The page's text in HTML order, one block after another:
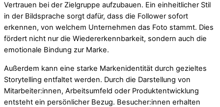
Vertrauen bei der Zielgruppe aufzubauen. Ein einheitlicher Stil
in der Bildsprache sorgt dafür, dass die Follower sofort
erkennen, von welchem Unternehmen das Foto stammt. Dies
fördert nicht nur die Wiedererkennbarkeit, sondern auch die
emotionale Bindung zur Marke.
Außerdem kann eine starke Markenidentität durch gezieltes
Storytelling entfaltet werden. Durch die Darstellung von
Mitarbeiter:innen, Arbeitsumfeld oder Produktentwicklung
entsteht ein persönlicher Bezug. Besucher:innen erhalten